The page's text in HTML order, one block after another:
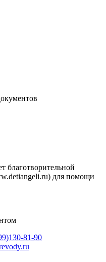
благотворительной
для помощи
81-90